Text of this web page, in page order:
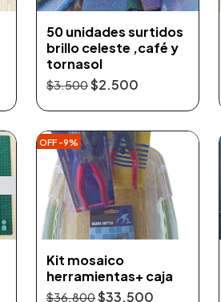
50 unidades surtidos
brillo celeste ,café y
tornasol
$3.500$2.500
OFF -9%
Kit mosaico
herramientas+ caja
$36.800$33.500